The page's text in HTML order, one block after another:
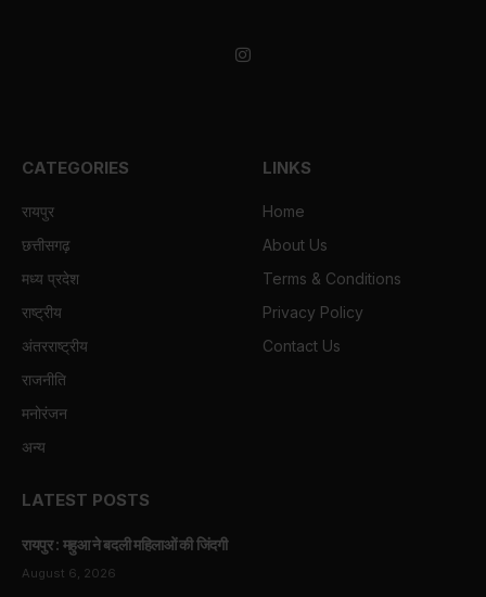
Instagram
CATEGORIES
रायपुर
छत्तीसगढ़
मध्य प्रदेश
राष्ट्रीय
अंतरराष्ट्रीय
राजनीति
मनोरंजन
अन्य
LINKS
Home
About Us
Terms & Conditions
Privacy Policy
Contact Us
LATEST POSTS
रायपुर : महुआ ने बदली महिलाओं की जिंदगी
August 6, 2026